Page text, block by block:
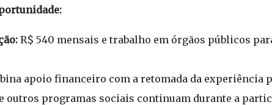
R$ 540 mensais e trabalho em órgãos públicos
apoio financeiro com a retomada da experiência
outros programas sociais continuam durante a